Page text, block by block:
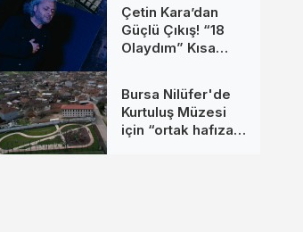
Çetin Kara’dan
Güçlü Çıkış! “18
Olaydım” Kısa
Ulaştı
Bursa Nilüfer'de
Kurtuluş Müzesi
için “ortak hafıza”